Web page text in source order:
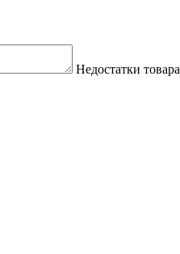
Недостатки товара